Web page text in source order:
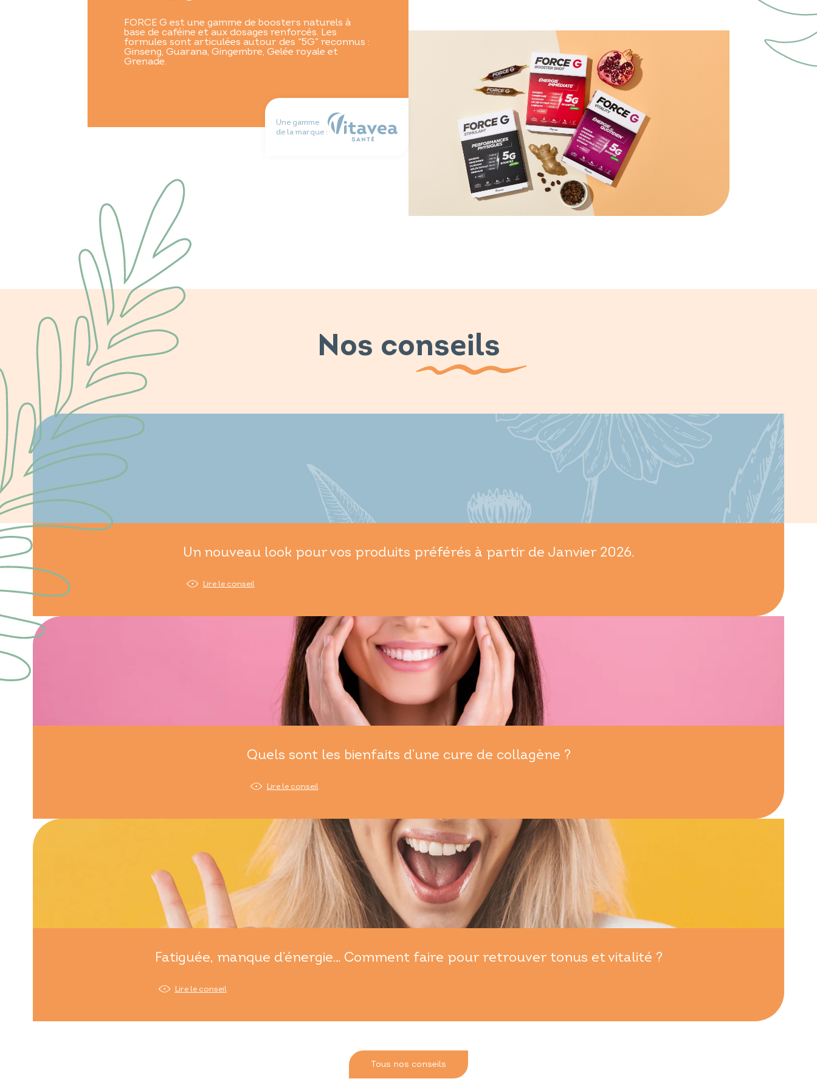
FORCE G est une gamme de boosters naturels à
base de caféine et aux dosages renforcés. Les
formules sont articulées autour des “5G” reconnus :
Ginseng, Guarana, Gingembre, Gelée royale et
Grenade.
Une gamme
de la marque :
Nos conseils
Un nouveau look pour vos produits préférés à partir de Janvier 2026.
Lire le conseil
Quels sont les bienfaits d’une cure de collagène ?
Lire le conseil
Fatiguée, manque d’énergie… Comment faire pour retrouver tonus et vitalité ?
Lire le conseil
Tous nos conseils